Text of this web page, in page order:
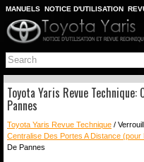
MANUELS NOTICE D'UTILISATION
PLAN DU SITE
CHERCHER
Toyota Yaris Revue
Pannes
Toyota Yaris Revue Technique /
Centralise Des Portes A Distance (pour
De Pannes